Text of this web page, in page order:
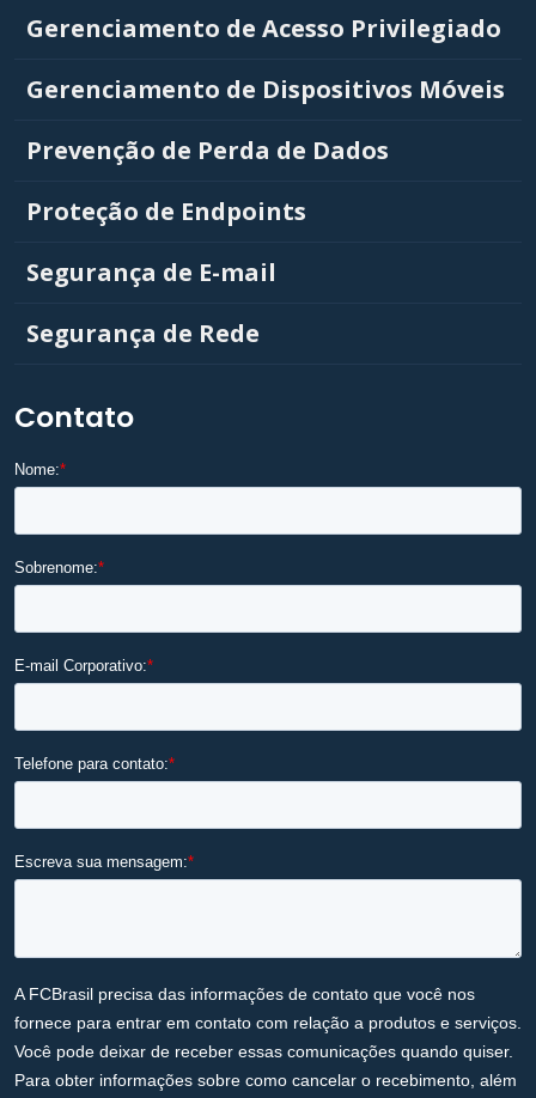
Gerenciamento de Acesso Privilegiado
Gerenciamento de Dispositivos Móveis
Prevenção de Perda de Dados
Proteção de Endpoints
Segurança de E-mail
Segurança de Rede
Contato